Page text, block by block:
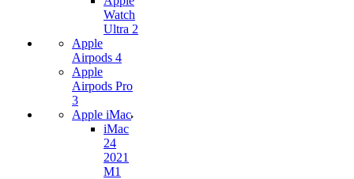
Watch
Ultra 2
Apple
Airpods 4
Apple
Airpods Pro
3
Apple iMac
iMac
24
2021
M1